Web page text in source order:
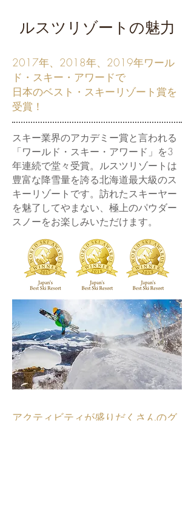
ルスツリゾートの魅力
2017年、2018年、2019年ワール
ド・スキー・アワードで
日本のベスト・スキーリゾート賞を
受賞！
スキー業界のアカデミー賞と言われる
「ワールド・スキー・アワード」を3
年連続で堂々受賞。ルスツリゾートは
豊富な降雪量を誇る北海道最大級のス
キーリゾートです。訪れたスキーヤー
を魅了してやまない、極上のパウダー
スノーをお楽しみいただけます。
​アクティビティが盛りだくさんのグ